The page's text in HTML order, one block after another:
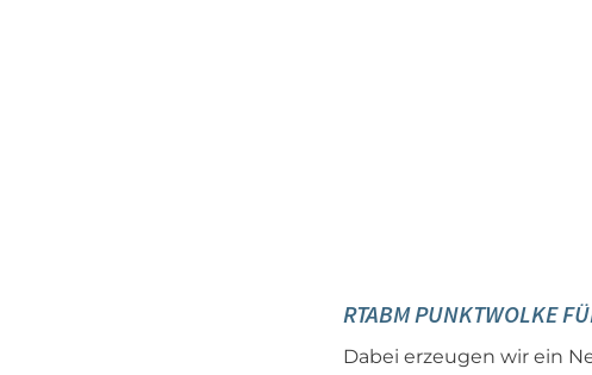
RTABM PUNKTWOLKE
Dabei erzeugen wir ein